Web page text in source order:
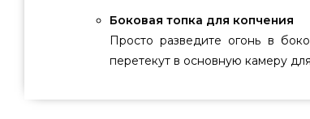
Боковая топка для копчения
Просто разведите огонь в
перетекут в основную камеру